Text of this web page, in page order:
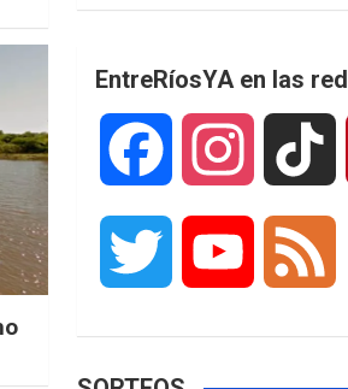
EntreRíosYA en las
a n